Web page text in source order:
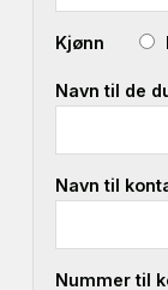
Kjønn
Navn til de
Navn til
Nummer til